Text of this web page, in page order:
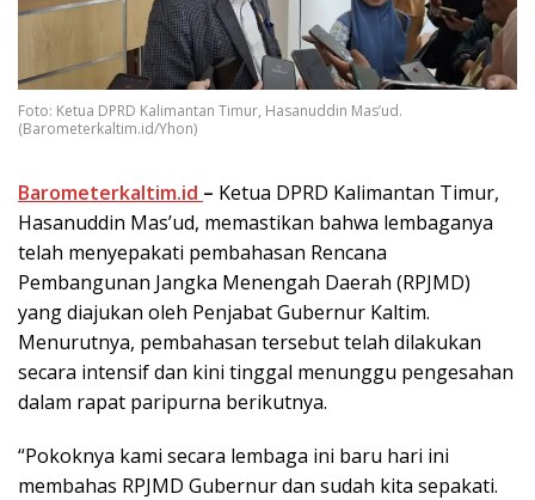
Foto: Ketua DPRD Kalimantan Timur, Hasanuddin Mas’ud.
(Barometerkaltim.id/Yhon)
Barometerkaltim.id – Ketua DPRD Kalimantan Timur,
Hasanuddin Mas’ud, memastikan bahwa lembaganya
telah menyepakati pembahasan Rencana
Pembangunan Jangka Menengah Daerah (RPJMD)
yang diajukan oleh Penjabat Gubernur Kaltim.
Menurutnya, pembahasan tersebut telah dilakukan
secara intensif dan kini tinggal menunggu pengesahan
dalam rapat paripurna berikutnya.
“Pokoknya kami secara lembaga ini baru hari ini
membahas RPJMD Gubernur dan sudah kita sepakati.